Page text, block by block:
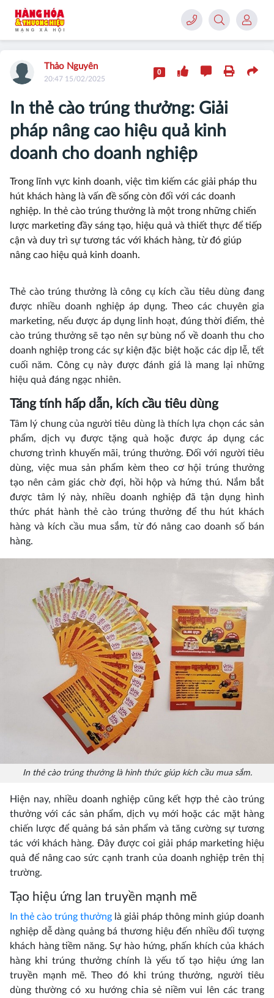
In thẻ cào trúng thưởng: Giải
pháp nâng cao hiệu quả kinh
doanh cho doanh nghiệp
Trong lĩnh vực kinh doanh, việc tìm kiếm các giải pháp thu
hút khách hàng là vấn đề sống còn đối với các doanh
nghiệp. In thẻ cào trúng thưởng là một trong những chiến
lược marketing đầy sáng tạo, hiệu quả và thiết thực để tiếp
cận và duy trì sự tương tác với khách hàng, từ đó giúp
nâng cao hiệu quả kinh doanh.
Thảo Nguyên
20:47 15/02/2025
0
Thẻ cào trúng thưởng là công cụ kích cầu tiêu dùng đang
được nhiều doanh nghiệp áp dụng. Theo các chuyên gia
marketing, nếu được áp dụng linh hoạt, đúng thời điểm, thẻ
cào trúng thưởng sẽ tạo nên sự bùng nổ về doanh thu cho
doanh nghiệp trong các sự kiện đặc biệt hoặc các dịp lễ, tết
cuối năm. Công cụ này được đánh giá là mang lại những
hiệu quả đáng ngạc nhiên.
Tăng tính hấp dẫn, kích cầu tiêu dùng
Tâm lý chung của người tiêu dùng là thích lựa chọn các sản
phẩm, dịch vụ được tặng quà hoặc được áp dụng các
chương trình khuyến mãi, trúng thưởng. Đối với người tiêu
dùng, việc mua sản phẩm kèm theo cơ hội trúng thưởng
tạo nên cảm giác chờ đợi, hồi hộp và hứng thú. Nắm bắt
được tâm lý này, nhiều doanh nghiệp đã tận dụng hình
thức phát hành thẻ cào trúng thưởng để thu hút khách
hàng và kích cầu mua sắm, từ đó nâng cao doanh số bán
hàng.
In thẻ cào trúng thưởng là hình thức giúp kích cầu mua sắm.
Hiện nay, nhiều doanh nghiệp cũng kết hợp thẻ cào trúng
thưởng với các sản phẩm, dịch vụ mới hoặc các mặt hàng
chiến lược để quảng bá sản phẩm và tăng cường sự tương
tác với khách hàng. Đây được coi giải pháp marketing hiệu
quả để nâng cao sức cạnh tranh của doanh nghiệp trên thị
trường.
Tạo hiệu ứng lan truyền mạnh mẽ
In thẻ cào trúng thưởng là giải pháp thông minh giúp doanh
nghiệp dễ dàng quảng bá thương hiệu đến nhiều đối tượng
khách hàng tiềm năng. Sự hào hứng, phấn khích của khách
hàng khi trúng thưởng chính là yếu tố tạo hiệu ứng lan
truyền mạnh mẽ. Theo đó khi trúng thưởng, người tiêu
dùng thường có xu hướng chia sẻ niềm vui lên các trang